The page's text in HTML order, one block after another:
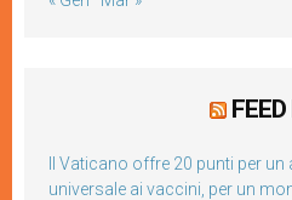
Il Vaticano offre 20 punti per
universale ai vaccini, per un